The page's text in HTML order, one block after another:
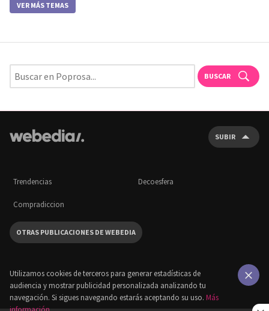
VER MÁS TEMAS
BUSCAR
SUBIR
Trendencias Decoesfera
Compradiccion
OTRAS PUBLICACIONES DE WEBEDIA
Utilizamos cookies de terceros para generar estadísticas de
audiencia y mostrar publicidad personalizada analizando tu
navegación. Si sigues navegando estarás aceptando su uso. Más